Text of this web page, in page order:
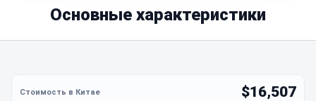
Основные характеристики
$16,507